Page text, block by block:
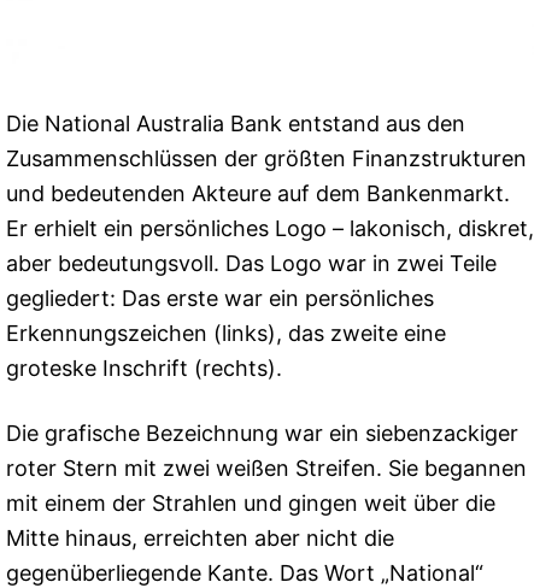
Die National Australia Bank entstand aus den
Zusammenschlüssen der größten Finanzstrukturen
und bedeutenden Akteure auf dem Bankenmarkt.
Er erhielt ein persönliches Logo – lakonisch, diskret,
aber bedeutungsvoll. Das Logo war in zwei Teile
gegliedert: Das erste war ein persönliches
Erkennungszeichen (links), das zweite eine
groteske Inschrift (rechts).
Die grafische Bezeichnung war ein siebenzackiger
roter Stern mit zwei weißen Streifen. Sie begannen
mit einem der Strahlen und gingen weit über die
Mitte hinaus, erreichten aber nicht die
gegenüberliegende Kante. Das Wort „National“